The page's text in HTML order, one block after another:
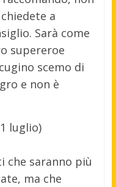
a
Sarà come
supereroe
scemo di
e non è
luglio)
che saranno più
ma che